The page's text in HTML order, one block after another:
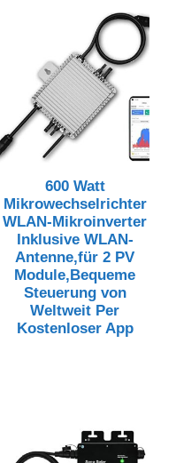
600 Watt
Mikrowechselrichter
WLAN-Mikroinverter
Inklusive WLAN-
Antenne,für 2 PV
Module,Bequeme
Steuerung von
Weltweit Per
Kostenloser App